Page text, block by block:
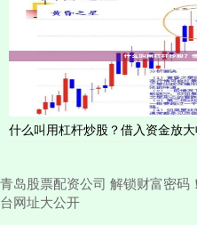
什么叫用杠杆炒股？借入资金放
青岛股票配资公司 解锁财富密码
台网址大公开